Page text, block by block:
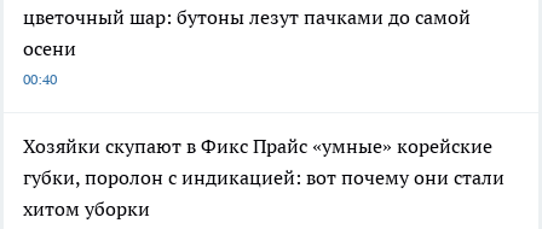
цветочный шар: бутоны лезут пачками до самой
осени
00:40
Хозяйки скупают в Фикс Прайс «умные» корейские
губки, поролон с индикацией: вот почему они стали
хитом уборки